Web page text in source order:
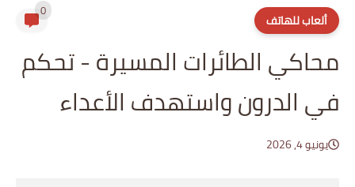
ألعاب للهاتف 0
محاكي الطائرات المسيرة - تحكم
في الدرون واستهدف الأعداء
يونيو 4, 2026